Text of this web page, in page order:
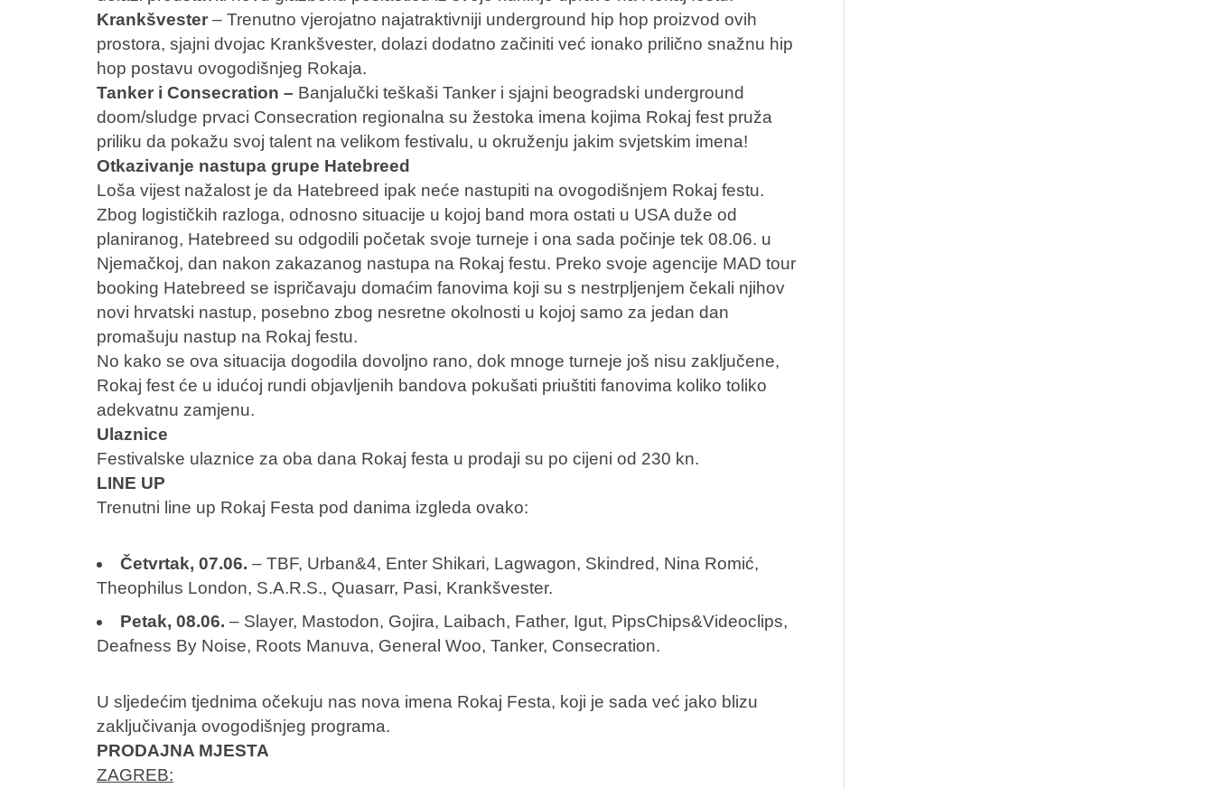
Krankšvester – Trenutno vjerojatno najatraktivniji underground hip hop proizvod ovih
prostora, sjajni dvojac Krankšvester, dolazi dodatno začiniti već ionako prilično snažnu hip
hop postavu ovogodišnjeg Rokaja.
Tanker i Consecration – Banjalučki teškaši Tanker i sjajni beogradski underground
doom/sludge prvaci Consecration regionalna su žestoka imena kojima Rokaj fest pruža
priliku da pokažu svoj talent na velikom festivalu, u okruženju jakim svjetskim imena!
Otkazivanje nastupa grupe Hatebreed
Loša vijest nažalost je da Hatebreed ipak neće nastupiti na ovogodišnjem Rokaj festu.
Zbog logističkih razloga, odnosno situacije u kojoj band mora ostati u USA duže od
planiranog, Hatebreed su odgodili početak svoje turneje i ona sada počinje tek 08.06. u
Njemačkoj, dan nakon zakazanog nastupa na Rokaj festu. Preko svoje agencije MAD tour
booking Hatebreed se ispričavaju domaćim fanovima koji su s nestrpljenjem čekali njihov
novi hrvatski nastup, posebno zbog nesretne okolnosti u kojoj samo za jedan dan
promašuju nastup na Rokaj festu.
No kako se ova situacija dogodila dovoljno rano, dok mnoge turneje još nisu zaključene,
Rokaj fest će u idućoj rundi objavljenih bandova pokušati priuštiti fanovima koliko toliko
adekvatnu zamjenu.
Ulaznice
Festivalske ulaznice za oba dana Rokaj festa u prodaji su po cijeni od 230 kn.
LINE UP
Trenutni line up Rokaj Festa pod danima izgleda ovako:
Četvrtak, 07.06. – TBF, Urban&4, Enter Shikari, Lagwagon, Skindred, Nina Romić,
Theophilus London, S.A.R.S., Quasarr, Pasi, Krankšvester.
Petak, 08.06. – Slayer, Mastodon, Gojira, Laibach, Father, Igut, PipsChips&Videoclips,
Deafness By Noise, Roots Manuva, General Woo, Tanker, Consecration.
U sljedećim tjednima očekuju nas nova imena Rokaj Festa, koji je sada već jako blizu
zaključivanja ovogodišnjeg programa.
PRODAJNA MJESTA
ZAGREB: